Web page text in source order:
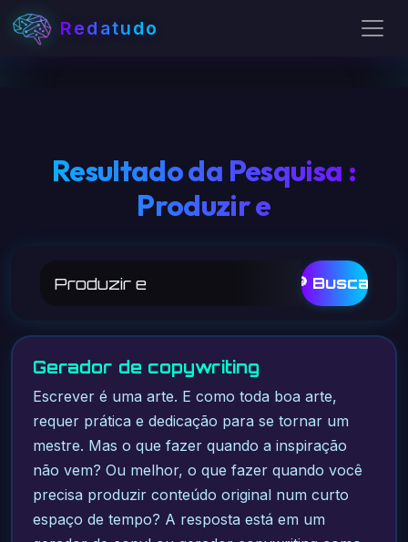
Redatudo
Resultado da Pesquisa :
Produzir e
🔎 Buscar
Gerador de copywriting
Escrever é uma arte. E como toda boa arte,
requer prática e dedicação para se tornar um
mestre. Mas o que fazer quando a inspiração
não vem? Ou melhor, o que fazer quando você
precisa produzir conteúdo original num curto
espaço de tempo? A resposta está em um